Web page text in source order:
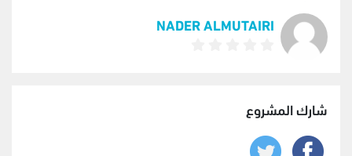
NADER ALMUTAIRI
شارك المشروع